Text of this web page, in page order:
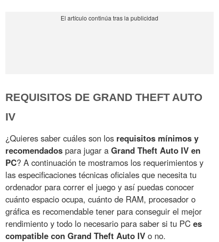
REQUISITOS DE GRAND THEFT AUTO
IV
¿Quieres saber cuáles son los requisitos mínimos y
recomendados para jugar aGrand Theft Auto IV en
PC? A continuación te mostramos los requerimientos y
las especificaciones técnicas oficiales que necesita tu
ordenador para correr el juego y así puedas conocer
cuánto espacio ocupa, cuánto de RAM, procesador o
gráfica es recomendable tener para conseguir el mejor
rendimiento y todo lo necesario para saber si tu PCes
compatible con Grand Theft Auto IV o no.